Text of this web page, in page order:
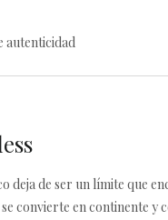
autenticidad
deja de ser un límite que
convierte en continente y